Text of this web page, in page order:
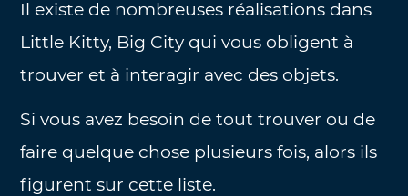
Il existe de nombreuses réalisations dans
Little Kitty, Big City qui vous obligent à
trouver et à interagir avec des objets.
Si vous avez besoin de tout trouver ou de
faire quelque chose plusieurs fois, alors ils
figurent sur cette liste.